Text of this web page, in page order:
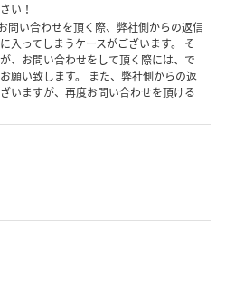
い！
問い合わせを頂く際、弊社側からの返信
入ってしまうケースがございます。 そ
、お問い合わせをして頂く際には、で
願い致します。 また、弊社側からの返
いますが、再度お問い合わせを頂ける